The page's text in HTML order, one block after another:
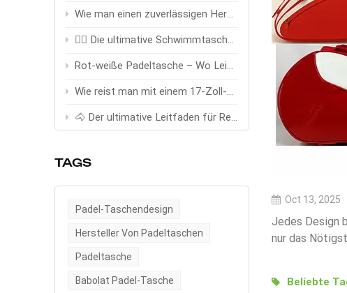
Wie man einen zuverlässigen Hersteller von Trinkwesten auswählt (OEM-Leitfaden)
🏊‍♂️ Die ultimative Schwimmtasche – Entwickelt für Schwimmer, gebaut für Höchstleistungen
Rot-weiße Padeltasche – Wo Leidenschaft auf Zielstrebigkeit trifft
Wie reist man mit einem 17-Zoll-Trolley stilvoll und clever?
🐴 Der ultimative Leitfaden für Reittaschen: Die größten Ausrüstungsprobleme der Reiter mit Stil und Funktion lösen
TAGS
Padel-Taschendesign
Hersteller Von Padeltaschen
Padeltasche
Babolat Padel-Tasche
Oct 13, 2025
Jedes Design
nur das
kräftige Rot
Gegensatz
Beliebte